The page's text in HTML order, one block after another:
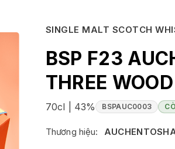
SINGLE MALT SCOTCH
BSP F23
THREE WOOD
70cl | 43% BSPAUC0003
Thương hiệu: